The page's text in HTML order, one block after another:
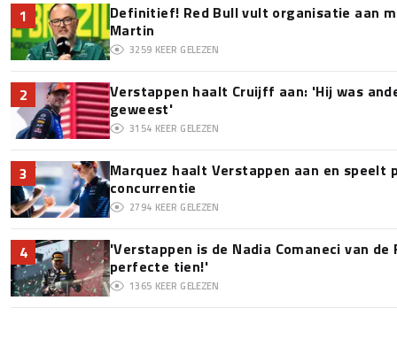
1
Definitief! Red Bull vult organisatie aan
Martin
3259 KEER GELEZEN
2
Verstappen haalt Cruijff aan: 'Hij was
geweest'
3154 KEER GELEZEN
3
Marquez haalt Verstappen aan en speelt
concurrentie
2794 KEER GELEZEN
4
'Verstappen is de Nadia Comaneci van de
perfecte tien!'
1365 KEER GELEZEN